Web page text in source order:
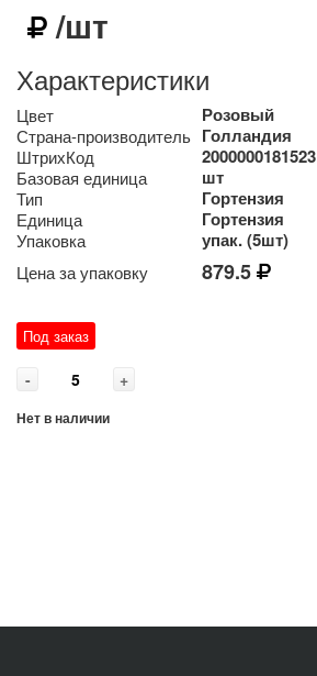
/шт
Характеристики
Цвет Розовый
Страна-производитель Голландия
ШтрихКод 2000000181523
Базовая единица шт
Тип Гортензия
Единица Гортензия
Упаковка упак. (5шт)
Цена за упаковку 879.5
Под заказ
- +
Нет в наличии